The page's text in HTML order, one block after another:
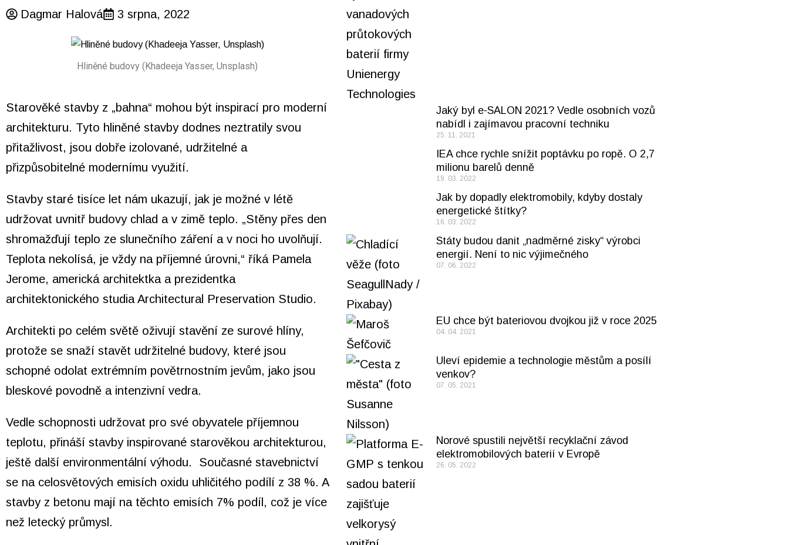
Dagmar Halová 3 srpna, 2022
Hliněné budovy (Khadeeja Yasser, Unsplash)
Starověké stavby z „bahna“ mohou být inspirací pro moderní
architekturu. Tyto hliněné stavby dodnes neztratily svou
přitažlivost, jsou dobře izolované, udržitelné a
přizpůsobitelné modernímu využití.
Stavby staré tisíce let nám ukazují, jak je možné v létě
udržovat uvnitř budovy chlad a v zimě teplo. „Stěny přes den
shromažďují teplo ze slunečního záření a v noci ho uvolňují.
Teplota nekolísá, je vždy na příjemné úrovni,“ říká Pamela
Jerome, americká architektka a prezidentka
architektonického studia Architectural Preservation Studio.
Architekti po celém světě oživují stavění ze surové hlíny,
protože se snaží stavět udržitelné budovy, které jsou
schopné odolat extrémním povětrnostním jevům, jako jsou
bleskové povodně a intenzivní vedra.
Vedle schopnosti udržovat pro své obyvatele příjemnou
teplotu, přináší stavby inspirované starověkou architekturou,
ještě další environmentální výhodu. Současné stavebnictví
se na celosvětových emisích oxidu uhličitého podílí z 38 %. A
stavby z betonu mají na těchto emisích 7% podíl, což je více
než letecký průmysl.
Jaký byl e-SALON 2021? Vedle osobních vozů
nabídl i zajímavou pracovní techniku
25. 11. 2021
IEA chce rychle snížit poptávku po ropě. O 2,7
milionu barelů denně
19. 03. 2022
Jak by dopadly elektromobily, kdyby dostaly
energetické štítky?
16. 03. 2022
Státy budou danit „nadměrné zisky“ výrobci
energií. Není to nic výjimečného
07. 06. 2022
EU chce být bateriovou dvojkou již v roce 2025
04. 04. 2021
Uleví epidemie a technologie městům a posílí
venkov?
07. 05. 2021
Norové spustili největší recyklační závod
elektromobilových baterií v Evropě
26. 05. 2022